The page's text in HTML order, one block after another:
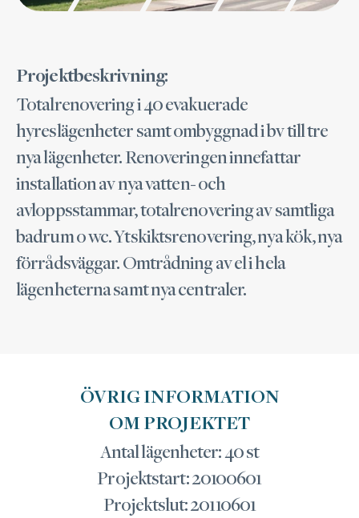
Projektbeskrivning:
Totalrenovering i 40 evakuerade
hyreslägenheter samt ombyggnad i bv till tre
nya lägenheter. Renoveringen innefattar
installation av nya vatten- och
avloppsstammar, totalrenovering av samtliga
badrum o wc. Ytskiktsrenovering, nya kök, nya
förrådsväggar. Omtrådning av el i hela
lägenheterna samt nya centraler.
ÖVRIG INFORMATION
OM PROJEKTET
Antal lägenheter: 40 st
Projektstart: 20100601
Projektslut: 20110601